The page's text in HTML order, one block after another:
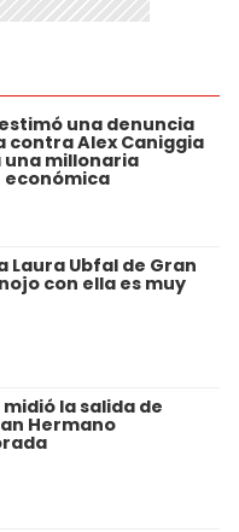
una denuncia
contra Alex Caniggia
millonaria
económica
Laura Ubfal de Gran
con ella es muy
la salida de
Hermano